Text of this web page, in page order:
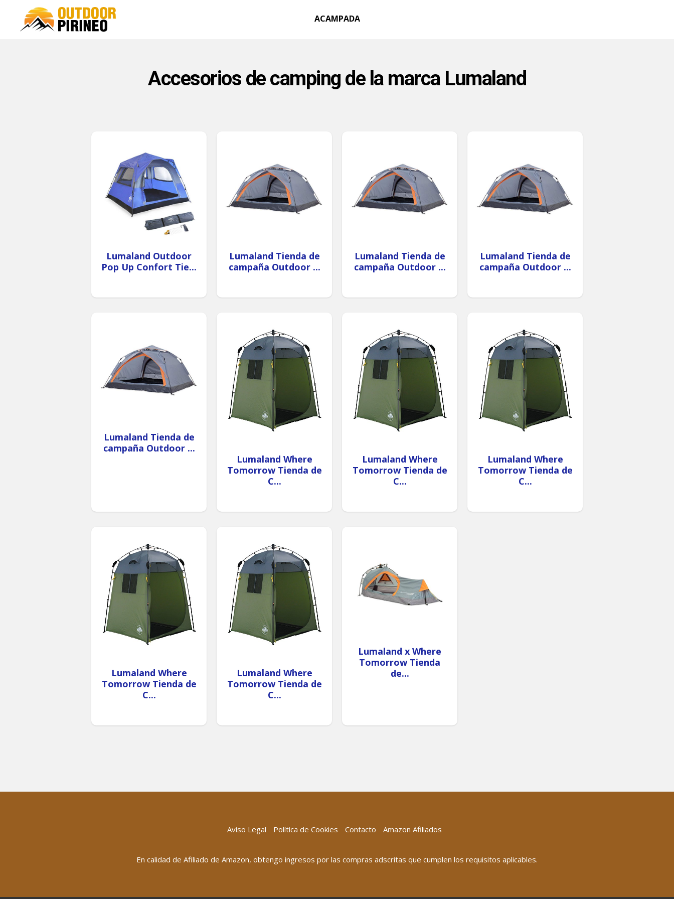
ACAMPADA
Accesorios de camping de la marca Lumaland
Lumaland Outdoor
Pop Up Confort Tie...
Lumaland Tienda de
campaña Outdoor ...
Lumaland Tienda de
campaña Outdoor ...
Lumaland Tienda de
campaña Outdoor ...
Lumaland Tienda de
campaña Outdoor ...
Lumaland Where
Tomorrow Tienda de
C...
Lumaland Where
Tomorrow Tienda de
C...
Lumaland Where
Tomorrow Tienda de
C...
Lumaland Where
Tomorrow Tienda de
C...
Lumaland Where
Tomorrow Tienda de
C...
Lumaland x Where
Tomorrow Tienda
de...
Aviso Legal Política de Cookies Contacto Amazon Afiliados
En calidad de Afiliado de Amazon, obtengo ingresos por las compras adscritas que cumplen los requisitos aplicables.